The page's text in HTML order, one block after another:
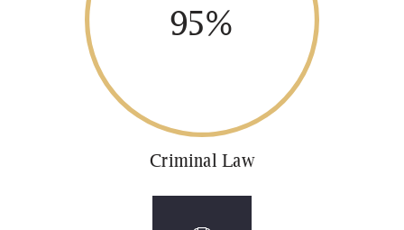
95%
Criminal Law